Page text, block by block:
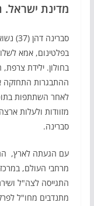
מדינת ישראל.
ההתבגרות התחזקה
לאחר השתתפות
מזוודות ולעלות
סברינה.
עם הגעתה לארץ,
מרחבי העולם,
התגייסה לצה"ל